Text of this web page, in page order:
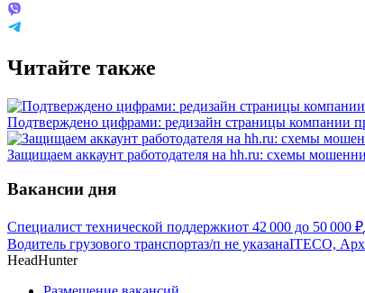
Читайте также
Подтверждено цифрами: редизайн страницы компании
Защищаем аккаунт работодателя на hh.ru: схемы
Вакансии дня
Специалист технической поддержкиот 42 000 до 50 000 ₽
Водитель грузового транспортаз/п не указанаITECO,
HeadHunter